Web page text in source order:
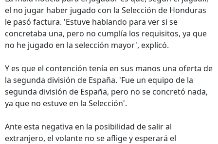
el no jugar haber jugado con la Selección de Honduras
le pasó factura. 'Estuve hablando para ver si se
concretaba una, pero no cumplía los requisitos, ya que
no he jugado en la selección mayor', explicó.
Y es que el contención tenía en sus manos una oferta de
la segunda división de España. 'Fue un equipo de la
segunda división de España, pero no se concretó nada,
ya que no estuve en la Selección'.
Ante esta negativa en la posibilidad de salir al
extranjero, el volante no se aflige y esperará el